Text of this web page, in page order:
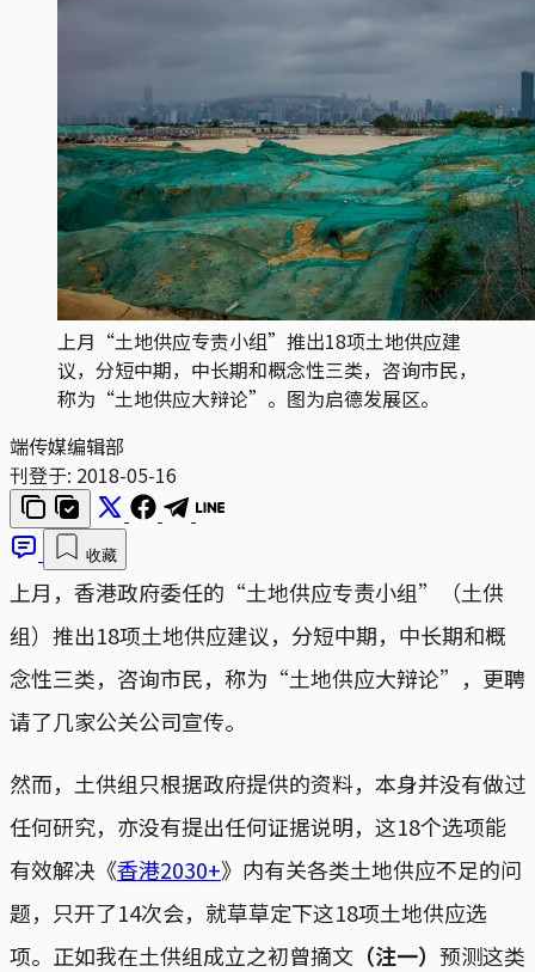
上月“土地供应专责小组”推出18项土地供应建
议，分短中期，中长期和概念性三类，咨询市民，
称为“土地供应大辩论”。图为启德发展区。
端传媒编辑部
刊登于: 2018-05-16
收藏
上月，香港政府委任的“土地供应专责小组”（土供
组）推出18项土地供应建议，分短中期，中长期和概
念性三类，咨询市民，称为“土地供应大辩论”，更聘
请了几家公关公司宣传。
然而，土供组只根据政府提供的资料，本身并没有做过
任何研究，亦没有提出任何证据说明，这18个选项能
有效解决《香港2030+》内有关各类土地供应不足的问
题，只开了14次会，就草草定下这18项土地供应选
项。正如我在土供组成立之初曾摘文 （注一） 预测这类